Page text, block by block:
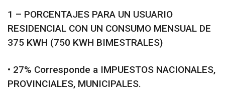
1 – PORCENTAJES PARA UN USUARIO
RESIDENCIAL CON UN CONSUMO MENSUAL DE
375 KWH (750 KWH BIMESTRALES)
• 27% Corresponde a IMPUESTOS NACIONALES,
PROVINCIALES, MUNICIPALES.